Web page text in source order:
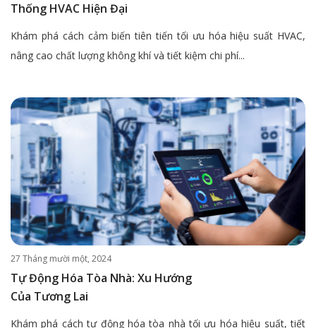
Thống HVAC Hiện Đại
Khám phá cách cảm biến tiên tiến tối ưu hóa hiệu suất HVAC,
nâng cao chất lượng không khí và tiết kiệm chi phí...
27 Tháng mười một, 2024
Tự Động Hóa Tòa Nhà: Xu Hướng
Của Tương Lai
Khám phá cách tự động hóa tòa nhà tối ưu hóa hiệu suất, tiết